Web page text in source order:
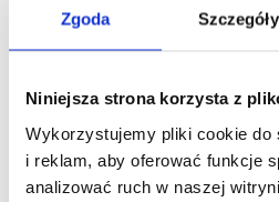
Zgoda Szczegóły
Niniejsza strona korzysta z
Wykorzystujemy pliki cookie do
i reklam, aby oferować funkcje
analizować ruch w naszej
Opis
Noś Samsung Galaxy S25 wraz z
Połączenie TPU i poliuretanu zapewnia
przed kurzem, brudem, uderzeniami,
Magnes przytrzymuje klapkę, a zgrabna
telefonu bez angażowania rąk, co świetnie